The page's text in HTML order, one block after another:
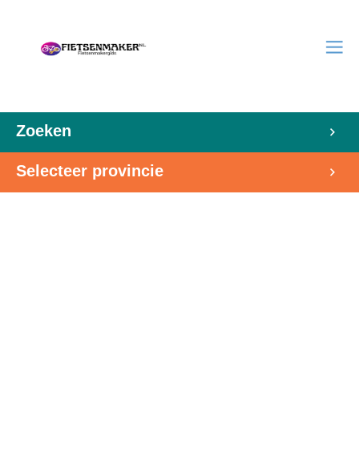
Zoeken
Selecteer provincie